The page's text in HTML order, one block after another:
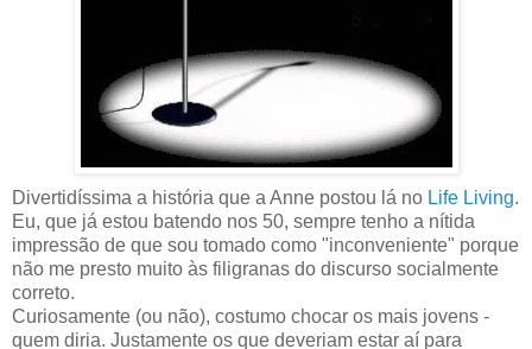
Divertidíssima a história que a Anne postou lá no Life Living.
Eu, que já estou batendo nos 50, sempre tenho a nítida
impressão de que sou tomado como "inconveniente" porque
não me presto muito às filigranas do discurso socialmente
correto.
Curiosamente (ou não), costumo chocar os mais jovens -
quem diria. Justamente os que deveriam estar aí para